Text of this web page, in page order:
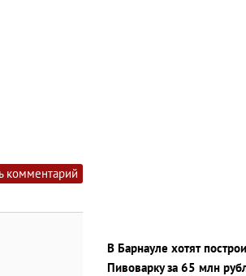
комментарий
В Барнауле хотят
Пивоварку за 65 млн